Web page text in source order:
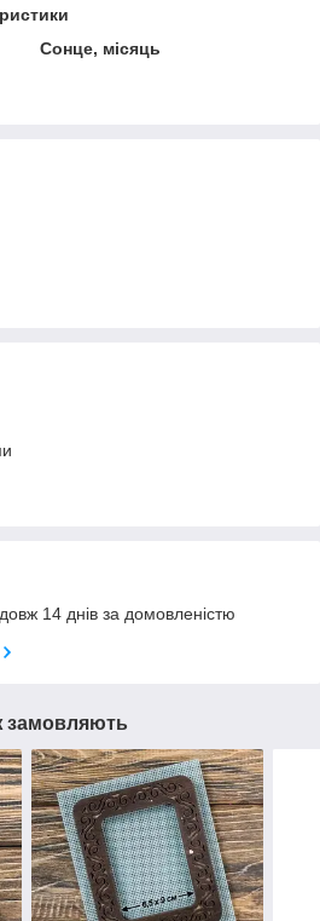
Сонце, місяць
14 днів за домовленістю
замовляють